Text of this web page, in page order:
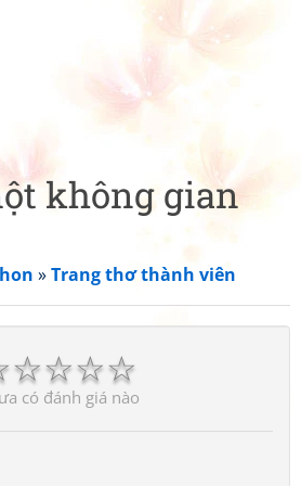
không gian
»Trang thơ thành viên
☆
☆
☆
☆
có đánh giá nào